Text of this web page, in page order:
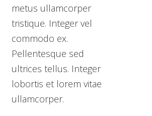
metus ullamcorper
tristique. Integer vel
commodo ex.
Pellentesque sed
ultrices tellus. Integer
lobortis et lorem vitae
ullamcorper.